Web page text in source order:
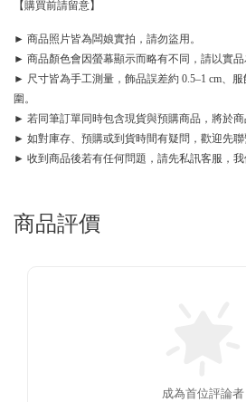
【購買前請留意】
► 商品照片皆為闆娘實拍，請勿盜用。
► 商品顏色會因螢幕顯示而略有不同，請以實品
► 尺寸皆為手工測量，飾品誤差約 0.5–1 cm、
圍。
► 若同筆訂單同時包含現貨與預購商品，將於商
► 如對庫存、預購或到貨時間有疑問，歡迎先聯
► 收到商品後若有任何問題，請先私訊客服，我
商品評價
成為首位評論者